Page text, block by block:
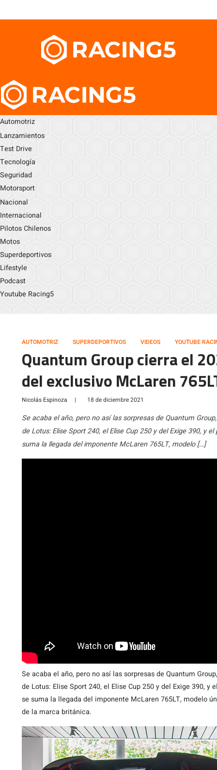
Automotriz
Lanzamientos
Test Drive
Tecnología
Seguridad
Motorsport
Nacional
Internacional
Pilotos Chilenos
Motos
Superdeportivos
Lifestyle
Podcast
Youtube Racing5
AUTOMOTRIZ SUPERDEPORTIVOS VIDEOS YOUTUBE
Quantum Group cierra el
del exclusivo McLaren
Nicolás Espinoza | 18 de diciembre 2021
Se acaba el año, pero no así las sorpresas de Quantum
de Lotus: Elise Sport 240, el Elise Cup 250 y del Exige 390, y
suma la llegada del imponente McLaren 765LT, modelo […]
Se acaba el año, pero no así las sorpresas de Quantum
de Lotus: Elise Sport 240, el Elise Cup 250 y del Exige 390, y
se suma la llegada del imponente McLaren 765LT, modelo
de la marca británica.